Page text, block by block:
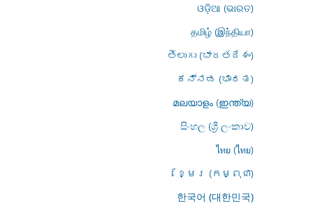
ଓଡ଼ିଆ (ଭାରତ)
தமிழ் (இந்தியா)
తెలుగు (భారతదేశం)
ಕನ್ನಡ (ಭಾರತ)
മലയാളം (ഇന്ത്യ)
සිංහල (ශ්‍රී ලංකාව)
ไทย (ไทย)
ខ្មែរ (កម្ពុជា)
한국어 (대한민국)